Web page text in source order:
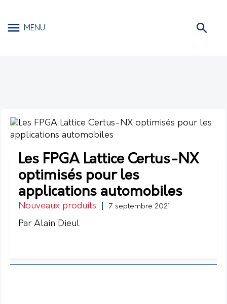
MENU
Les FPGA Lattice Certus-NX
optimisés pour les
applications automobiles
Nouveaux produits 7 septembre 2021
Par Alain Dieul